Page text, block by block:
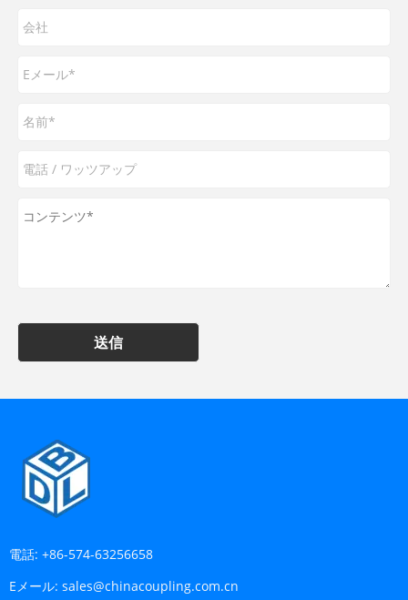
送信
電話: +86-574-63256658
Eメール: sales@chinacoupling.com.cn